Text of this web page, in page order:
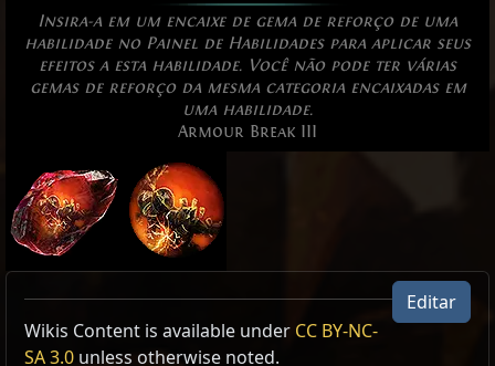
Insira-a em um encaixe de gema de reforço de uma
habilidade no Painel de Habilidades para aplicar seus
efeitos a esta habilidade. Você não pode ter várias
gemas de reforço da mesma categoria encaixadas em
uma habilidade.
Armour Break III
Allow Type: Attack, Damage, CrossbowAmmoSkill
Editar
Wikis Content is available under CC BY-NC-
SA 3.0 unless otherwise noted.